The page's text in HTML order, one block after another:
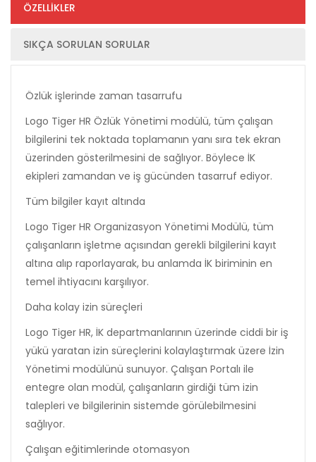
ÖZELLİKLER
SIKÇA SORULAN SORULAR
Özlük işlerinde zaman tasarrufu
Logo Tiger HR Özlük Yönetimi modülü, tüm çalışan
bilgilerini tek noktada toplamanın yanı sıra tek ekran
üzerinden gösterilmesini de sağlıyor. Böylece İK
ekipleri zamandan ve iş gücünden tasarruf ediyor.
Tüm bilgiler kayıt altında
Logo Tiger HR Organizasyon Yönetimi Modülü, tüm
çalışanların işletme açısından gerekli bilgilerini kayıt
altına alıp raporlayarak, bu anlamda İK biriminin en
temel ihtiyacını karşılıyor.
Daha kolay izin süreçleri
Logo Tiger HR, İK departmanlarının üzerinde ciddi bir iş
yükü yaratan izin süreçlerini kolaylaştırmak üzere İzin
Yönetimi modülünü sunuyor. Çalışan Portalı ile
entegre olan modül, çalışanların girdiği tüm izin
talepleri ve bilgilerinin sistemde görülebilmesini
sağlıyor.
Çalışan eğitimlerinde otomasyon